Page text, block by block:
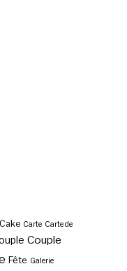
Cake Carte Carte de
Couple
Fête Galerie